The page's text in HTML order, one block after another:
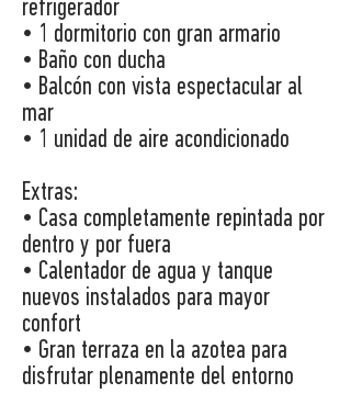
refrigerador
• 1 dormitorio con gran armario
• Baño con ducha
• Balcón con vista espectacular al
mar
• 1 unidad de aire acondicionado
Extras:
• Casa completamente repintada por
dentro y por fuera
• Calentador de agua y tanque
nuevos instalados para mayor
confort
• Gran terraza en la azotea para
disfrutar plenamente del entorno